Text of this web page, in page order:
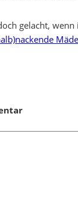
gelacht, wenn